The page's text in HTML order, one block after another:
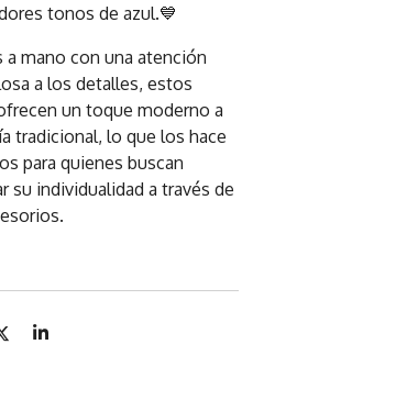
tonos de azul.💙
a mano con una atención
a los detalles, estos
un toque moderno a
tradicional, lo que los hace
para quienes buscan
su individualidad a través de
C
C